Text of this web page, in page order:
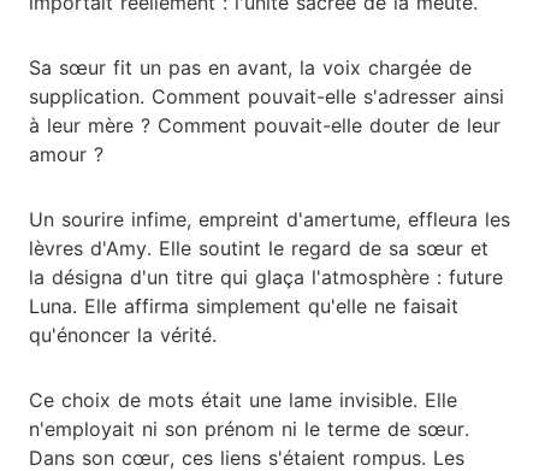
Sa sœur fit un pas en avant, la voix chargée de
supplication. Comment pouvait-elle s'adresser ainsi
à leur mère ? Comment pouvait-elle douter de leur
amour ?
Un sourire infime, empreint d'amertume, effleura les
lèvres d'Amy. Elle soutint le regard de sa sœur et
la désigna d'un titre qui glaça l'atmosphère : future
Luna. Elle affirma simplement qu'elle ne faisait
qu'énoncer la vérité.
Ce choix de mots était une lame invisible. Elle
n'employait ni son prénom ni le terme de sœur.
Dans son cœur, ces liens s'étaient rompus. Les